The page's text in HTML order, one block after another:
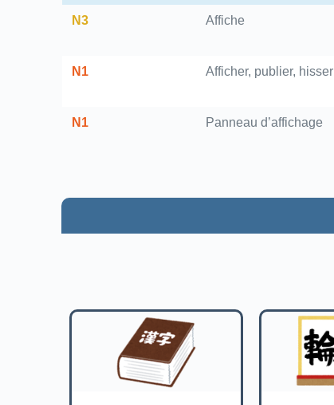
N3 Affiche
N1 Afficher, publier, hisser
N1 Panneau d’affichage